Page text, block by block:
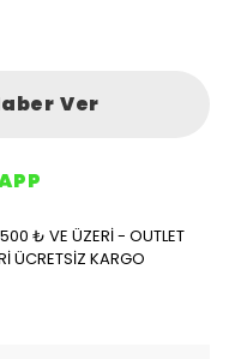
Ver
₺ VE ÜZERİ - OUTLET
ÜCRETSİZ KARGO